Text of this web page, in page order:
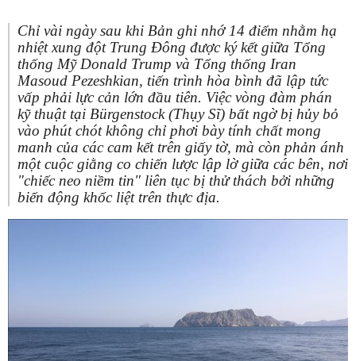
Chỉ vài ngày sau khi Bản ghi nhớ 14 điểm nhằm hạ
nhiệt xung đột Trung Đông được ký kết giữa Tổng
thống Mỹ Donald Trump và Tổng thống Iran
Masoud Pezeshkian, tiến trình hòa bình đã lập tức
vấp phải lực cản lớn đầu tiên. Việc vòng đàm phán
kỹ thuật tại Bürgenstock (Thụy Sĩ) bất ngờ bị hủy bỏ
vào phút chót không chỉ phơi bày tính chất mong
manh của các cam kết trên giấy tờ, mà còn phản ánh
một cuộc giằng co chiến lược lập lờ giữa các bên, nơi
"chiếc neo niềm tin" liên tục bị thử thách bởi những
biến động khốc liệt trên thực địa.